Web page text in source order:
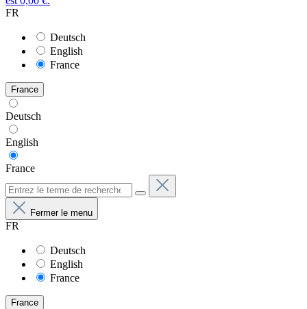
FR
Deutsch
English
France
France
Deutsch
English
France
Fermer le menu
FR
Deutsch
English
France
France